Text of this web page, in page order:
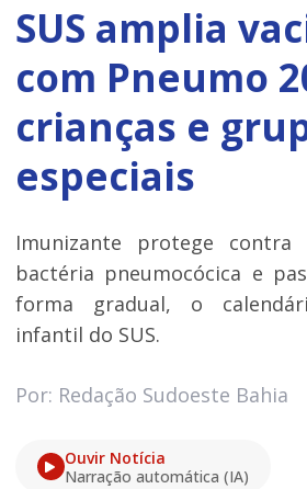
SUS amplia
com Pneumo
crianças e
especiais
Imunizante protege
bactéria pneumocócica e
forma gradual, o
infantil do SUS.
Por: Redação Sudoeste Bahia
Ouvir Notícia
Narração automática (IA)